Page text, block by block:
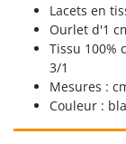
Officine
Oliviero
Olix
OMA
Lacets en
Ourlet d'1
Tissu 100%
3/1
Mesures :
Couleur :